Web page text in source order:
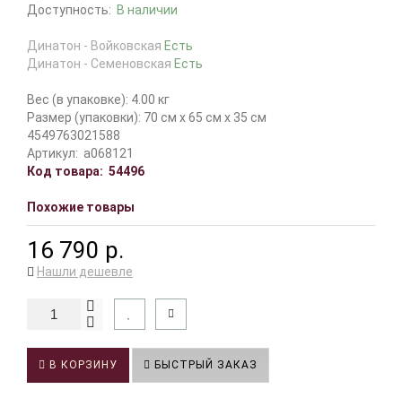
Доступность: В наличии
Динатон - Войковская Есть
Динатон - Семеновская Есть
Вес (в упаковке): 4.00 кг
Размер (упаковки): 70 см x 65 см x 35 см
4549763021588
Артикул: a068121
Код товара: 54496
Похожие товары
16 790 р.
Нашли дешевле
В КОРЗИНУ БЫСТРЫЙ ЗАКАЗ